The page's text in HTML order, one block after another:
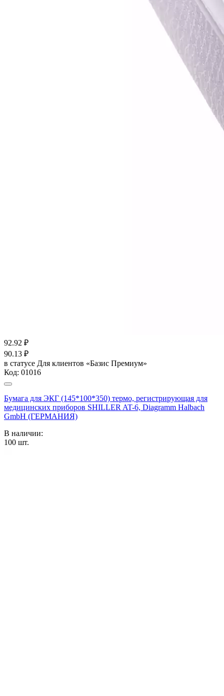
92.92 ₽
90.13 ₽
в статусе Для клиентов «Базис Премиум»
Код: 01016
Бумага для ЭКГ (145*100*350) термо, регистрирующая для
медицинских приборов SHILLER AT-6, Diagramm Halbach
GmbH (ГЕРМАНИЯ)
В наличии:
100 шт.